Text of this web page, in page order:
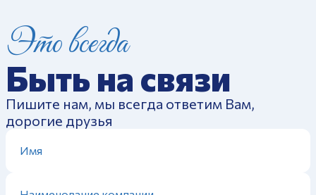
Это всегда
Быть на связи
Пишите нам, мы всегда ответим Вам,
дорогие друзья